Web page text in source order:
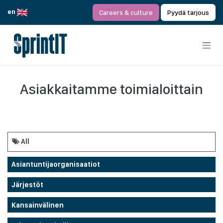
en
Careers & culture Pyydä tarjous
Asiakkaitamme toimialoittain
All
Asiantuntijaorganisaatiot
Järjestöt
Kansainvälinen